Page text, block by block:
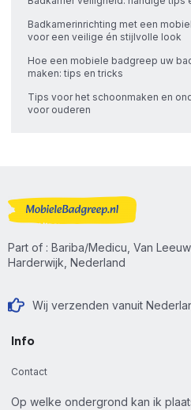
Badkamerinrichting met een
voor een veilige én stijlvolle look
Hoe een mobiele badgreep uw
maken: tips en tricks
Tips voor het schoonmaken en
voor ouderen
Part of : Bariba/Medicu, Van
Harderwijk, Nederland
Wij verzenden vanuit
Info
Contact
Op welke ondergrond kan ik